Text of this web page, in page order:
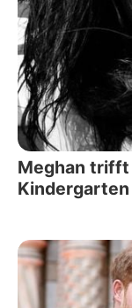
Meghan trifft
Kindergarten